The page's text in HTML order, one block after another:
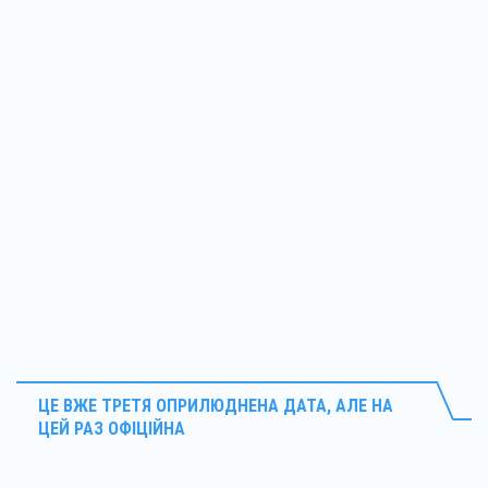
ЦЕ ВЖЕ ТРЕТЯ ОПРИЛЮДНЕНА ДАТА, АЛЕ НА
ЦЕЙ РАЗ ОФІЦІЙНА